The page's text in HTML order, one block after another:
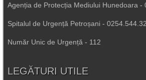
Agenția de Protecția Mediului Hunedoara -
Spitalul de Urgență Petroșani -
Număr Unic de Urgență - 112
LEGĂTURI UTILE